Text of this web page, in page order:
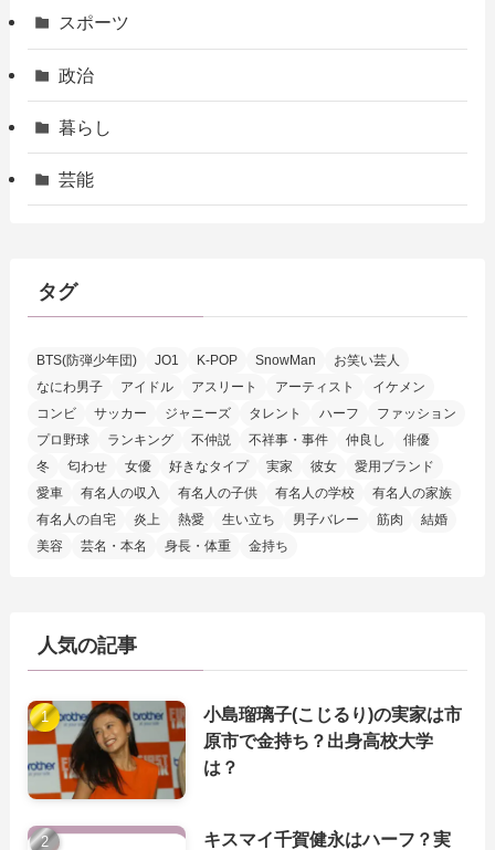
スポーツ
政治
暮らし
芸能
タグ
BTS(防弾少年団) JO1 K-POP SnowMan
お笑い芸人
なにわ男子
アイドル アスリート アーティスト
イケメン
コンビ
サッカー ジャニーズ タレント ハーフ
ファッション
プロ野球
ランキング 不仲説 不祥事・事件 仲良し
俳優
冬
匂わせ 女優 好きなタイプ 実家 彼女
愛用ブランド
愛車
有名人の収入 有名人の子供 有名人の学校
有名人の家族
有名人の自宅
炎上 熱愛 生い立ち 男子バレー 筋肉
結婚
美容
芸名・本名 身長・体重 金持ち
人気の記事
小島瑠璃子(こじるり)の実家は市
原市で金持ち？出身高校大学
は？
キスマイ千賀健永はハーフ？実